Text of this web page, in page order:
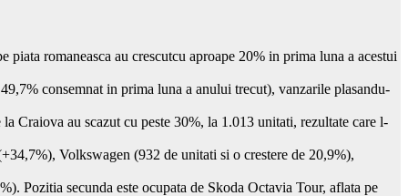
romaneasca au crescutcu aproape 20% in prima luna a acestui
consemnat in prima luna a anului trecut), vanzarile plasandu-
Craiova au scazut cu peste 30%, la 1.013 unitati, rezultate care l-
Volkswagen (932 de unitati si o crestere de 20,9%),
Pozitia secunda este ocupata de Skoda Octavia Tour, aflata pe